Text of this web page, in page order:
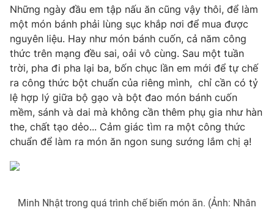
Giấy phép hoạt động báo in và báo điện tử số 483/GP-BTTTT
cấp ngày 29/12/2023
Tổng Biên tập: Vũ Thanh Thủy
Phó Tổng Biên tập: Nguyễn Thị Mỹ Hạnh, Phạm Quốc Thắng,
Nguyễn Trọng Ninh
Tổng đài VTV:024.38 355 931 - 024.38 355 932
Ðiện thoại Thời báo VTV: 024.66 897 897
Email:toasoan@vtv.vn
Liên hệ quảng cáo:024-7300.7108
Những ngày đầu em tập nấu ăn cũng vậy thôi, để làm
một món bánh phải lùng sục khắp nơi để mua được
nguyên liệu. Hay như món bánh cuốn, cả năm công
thức trên mạng đều sai, oải vô cùng. Sau một tuần
trời, pha đi pha lại ba, bốn chục lần em mới để tự chế
ra công thức bột chuẩn của riêng mình, chỉ cần có tỷ
lệ hợp lý giữa bộ gạo và bột đao món bánh cuốn
mềm, sánh và dai mà không cần thêm phụ gia như hàn
the, chất tạo dẻo... Cảm giác tìm ra một công thức
chuẩn để làm ra món ăn ngon sung sướng lắm chị ạ!
Minh Nhật trong quá trình chế biến món ăn. (Ảnh: Nhân